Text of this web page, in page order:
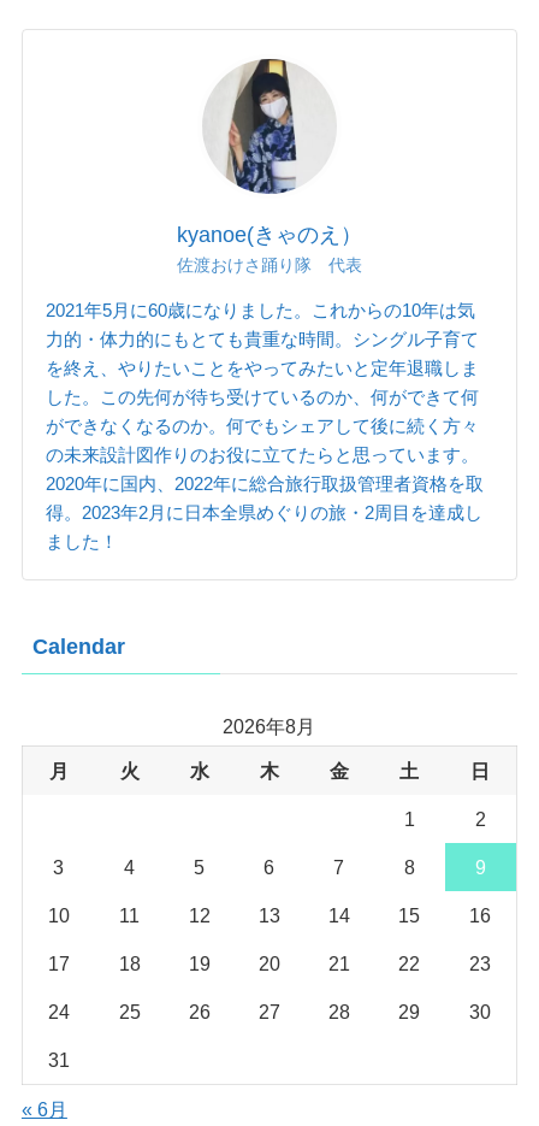
kyanoe(きゃのえ）
佐渡おけさ踊り隊 代表
2021年5月に60歳になりました。これからの10年は気
力的・体力的にもとても貴重な時間。シングル子育て
を終え、やりたいことをやってみたいと定年退職しま
した。この先何が待ち受けているのか、何ができて何
ができなくなるのか。何でもシェアして後に続く方々
の未来設計図作りのお役に立てたらと思っています。
2020年に国内、2022年に総合旅行取扱管理者資格を取
得。2023年2月に日本全県めぐりの旅・2周目を達成し
ました！
Calendar
2026年8月
月 火 水 木 金 土 日
1 2
3 4 5 6 7 8 9
10 11 12 13 14 15 16
17 18 19 20 21 22 23
24 25 26 27 28 29 30
31
« 6月